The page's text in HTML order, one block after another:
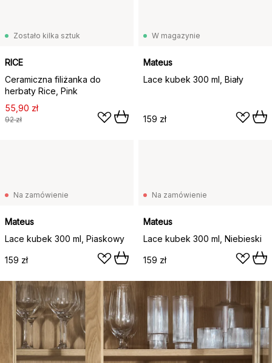
Zostało kilka sztuk
RICE
Ceramiczna filiżanka do
herbaty Rice, Pink
55,90 zł
92 zł
W magazynie
Mateus
Lace kubek 300 ml, Biały
159 zł
Na zamówienie
Mateus
Lace kubek 300 ml, Piaskowy
159 zł
Na zamówienie
Mateus
Lace kubek 300 ml, Niebieski
159 zł